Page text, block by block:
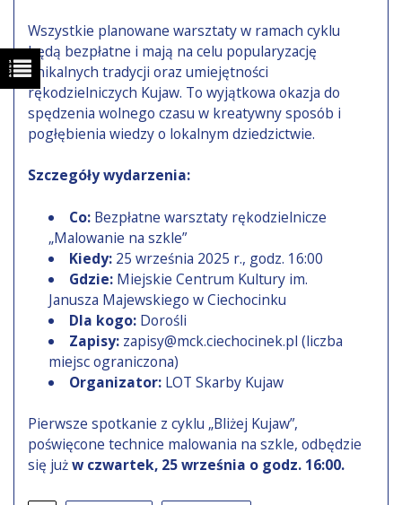
Wszystkie planowane warsztaty w ramach cyklu
będą bezpłatne i mają na celu popularyzację
unikalnych tradycji oraz umiejętności
rękodzielniczych Kujaw. To wyjątkowa okazja do
spędzenia wolnego czasu w kreatywny sposób i
pogłębienia wiedzy o lokalnym dziedzictwie.
Szczegóły wydarzenia:
Co:Bezpłatne warsztaty rękodzielnicze
„Malowanie na szkle”
Kiedy:25 września 2025 r., godz. 16:00
Gdzie:Miejskie Centrum Kultury im.
Janusza Majewskiego w Ciechocinku
Dla kogo:Dorośli
Zapisy:zapisy@mck.ciechocinek.pl (liczba
miejsc ograniczona)
Organizator:LOT Skarby Kujaw
Pierwsze spotkanie z cyklu „Bliżej Kujaw”,
poświęcone technice malowania na szkle, odbędzie
się jużw czwartek, 25 września o godz. 16:00.